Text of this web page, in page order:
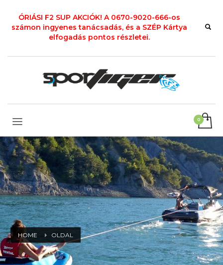
ÓRIÁSI F2 SUP AKCIÓK! A 0670-9020-666-os
számon ingyenes tanácsadás, és a SZÉP Kártya
elfogadás pontos részletei.
HOME OLDAL